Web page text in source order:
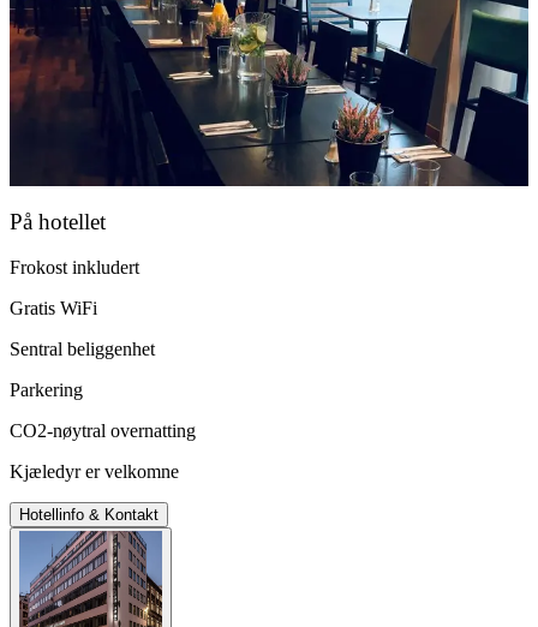
På hotellet
Frokost inkludert
Gratis WiFi
Sentral beliggenhet
Parkering
CO2-nøytral overnatting
Kjæledyr er velkomne
Hotellinfo & Kontakt